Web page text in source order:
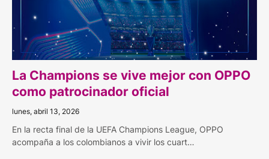
La Champions se vive mejor con OPPO
como patrocinador oficial
lunes, abril 13, 2026
En la recta final de la UEFA Champions League, OPPO
acompaña a los colombianos a vivir los cuart…